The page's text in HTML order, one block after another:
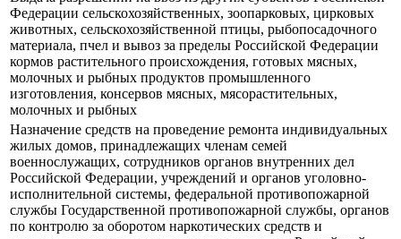
Федерации сельскохозяйственных, зоопарковых, цирковых
животных, сельскохозяйственной птицы, рыбопосадочного
материала, пчел и вывоз за пределы Российской Федерации
кормов растительного происхождения, готовых мясных,
молочных и рыбных продуктов промышленного
изготовления, консервов мясных, мясорастительных,
молочных и рыбных
Назначение средств на проведение ремонта индивидуальных
жилых домов, принадлежащих членам семей
военнослужащих, сотрудников органов внутренних дел
Российской Федерации, учреждений и органов уголовно-
исполнительной системы, федеральной противопожарной
службы Государственной противопожарной службы, органов
по контролю за оборотом наркотических средств и